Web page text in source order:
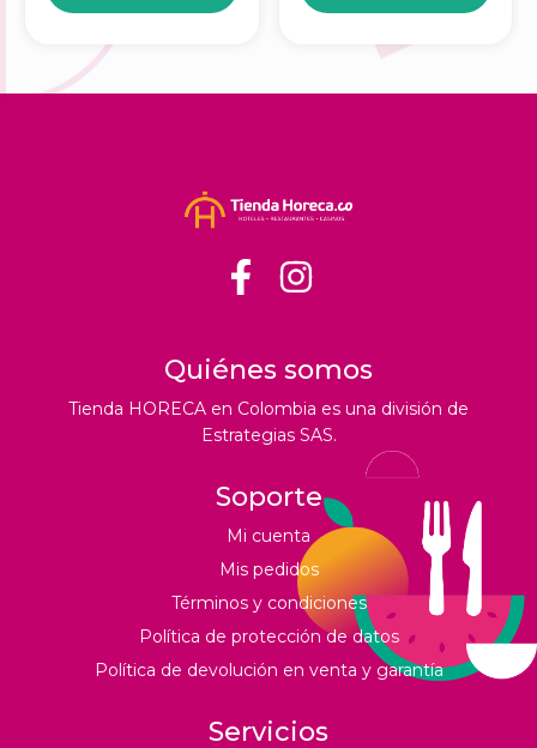
Quiénes somos
Tienda HORECA en Colombia es una división de
Estrategias SAS.
Soporte
Mi cuenta
Mis pedidos
Términos y condiciones
Política de protección de datos
Política de devolución en venta y garantía
Servicios